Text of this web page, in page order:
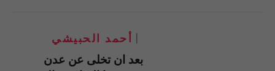
أحمد الحبيشي
بعد ان تخلى عن عدن